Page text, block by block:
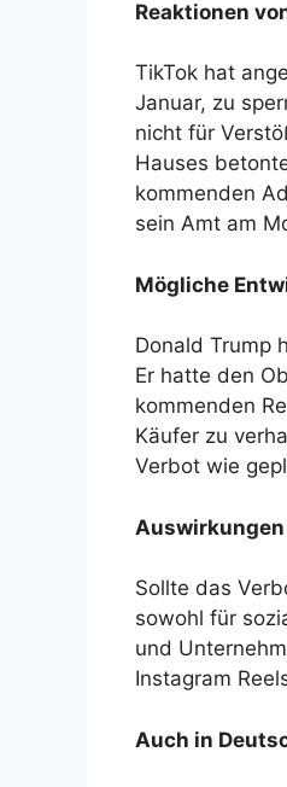
Reaktionen
TikTok hat
Januar, zu
nicht für
Hauses
kommenden
sein Amt am
Mögliche
Donald Trump
Er hatte den
kommenden
Käufer zu
Verbot wie
Sollte das
sowohl für
und
Instagram
Auch in